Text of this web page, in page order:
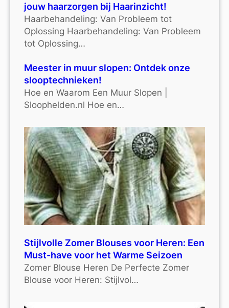
jouw haarzorgen bij Haarinzicht!
Haarbehandeling: Van Probleem tot
Oplossing Haarbehandeling: Van Probleem
tot Oplossing…
Meester in muur slopen: Ontdek onze
slooptechnieken!
Hoe en Waarom Een Muur Slopen |
Sloophelden.nl Hoe en…
Stijlvolle Zomer Blouses voor Heren: Een
Must-have voor het Warme Seizoen
Zomer Blouse Heren De Perfecte Zomer
Blouse voor Heren: Stijlvol…